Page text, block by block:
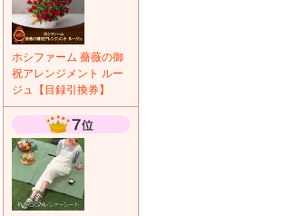
ホシファーム 薔薇の御
祝アレンジメント ルー
ジュ【目録引換券】